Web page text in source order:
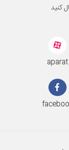
کنید
aparat